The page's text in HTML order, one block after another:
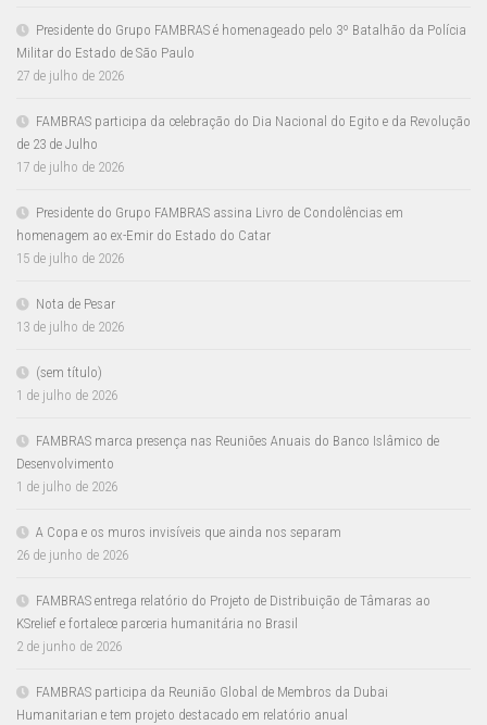
Presidente do Grupo FAMBRAS é homenageado pelo 3º Batalhão da Polícia
Militar do Estado de São Paulo
27 de julho de 2026
FAMBRAS participa da celebração do Dia Nacional do Egito e da Revolução
de 23 de Julho
17 de julho de 2026
Presidente do Grupo FAMBRAS assina Livro de Condolências em
homenagem ao ex-Emir do Estado do Catar
15 de julho de 2026
Nota de Pesar
13 de julho de 2026
(sem título)
1 de julho de 2026
FAMBRAS marca presença nas Reuniões Anuais do Banco Islâmico de
Desenvolvimento
1 de julho de 2026
A Copa e os muros invisíveis que ainda nos separam
26 de junho de 2026
FAMBRAS entrega relatório do Projeto de Distribuição de Tâmaras ao
KSrelief e fortalece parceria humanitária no Brasil
2 de junho de 2026
FAMBRAS participa da Reunião Global de Membros da Dubai
Humanitarian e tem projeto destacado em relatório anual